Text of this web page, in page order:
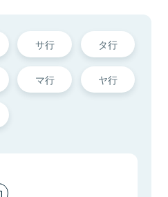
サ行 タ行
マ行 ヤ行